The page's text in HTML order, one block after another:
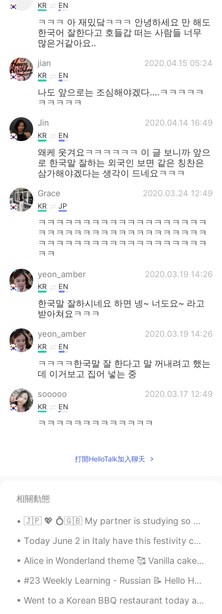
KR EN
ㅋㅋㅋ 아 재밌닼ㅋㅋㅋ 안녕하세요 만 해도
한국어 잘한다고 호들갑 떠는 사람들 너무
많은거같아요..
jian 2020.04.15 05:24
KR EN
나도 앞으로는 조심해야겠다....ㅋㅋㅋㅋㅋ
ㅋㅋㅋㅋㅋ
Jin 2020.04.14 16:49
KR EN
왜케 웃겨요ㅋㅋㅋㅋㅋㅋ 이 글 보니까 앞으
로 한국말 잘하는 외국인 보면 같은 칭찬은
삼가해야겠다는 생각이 드네요ㅋㅋㅋ
Grace 2020.03.24 12:49
KR JP
ㅋㅋㅋㅋㅋㅋㅋㅋㅋㅋㅋㅋㅋㅋㅋㅋㅋㅋㅋ
ㅋㅋㅋㅋㅋㅋㅋㅋㅋㅋㅋㅋㅋㅋㅋㅋㅋㅋㅋ
ㅋㅋㅋㅋㅋㅋㅋㅋㅋㅋㅋㅋㅋㅋㅋㅋㅋㅋㅋ
ㅋㅋ
yeon_amber 2020.03.19 14:26
KR EN
한국말 잘하시네요 하면 넹~ 너도요~ 라고
받아쳐요ㅋㅋㅋ
yeon_amber 2020.03.19 14:26
KR EN
ㅋㅋㅋㅋ한국말 잘 한다고 말 꺼내려고 했는
데 이거보고 집어 넣는 중
sooooo 2020.03.17 12:49
KR EN
ㅋㅋㅋㅋㅋㅋㅋㅋㅋㅋㅋㅋㅋ
연스럽게 얘기했으면 좋겠어요..감사하지
만...
Claire 2020.03.10 04:40
KR
KR EN
한국인은 단일 민족이라 다른 인종 혹은 다
打開HelloTalk加入聊天
相關動態
🇯🇵 💖 💍🇬🇧 My partner is studying so many things from books right now. I don't know how he can lea...
Today June 2 in Italy have this festivity called “Festa della Repubblica” 🇮🇹 Republic Day, also...
Alice in Wonderland theme 🥰 Vanilla cake with raspberry buttercream and handcrafted edible decor 😋
#23 Weekly Learning - Russian 📝 Hello HT friends 😄, Welcome to my weekly learning of 🇰🇷🇯🇵🇷🇺 ❓Qu...
Went to a Korean BBQ restaurant today and learned how to make ssambap! I had the Dak Gui on the l...